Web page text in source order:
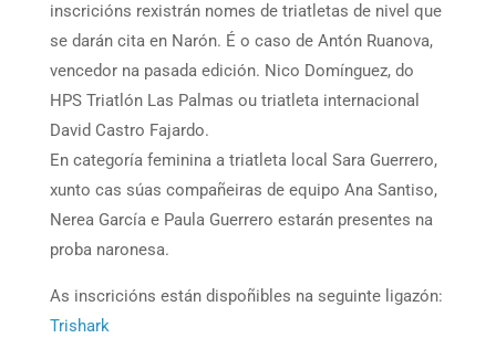
inscricións rexistrán nomes de triatletas de nivel que
se darán cita en Narón. É o caso de Antón Ruanova,
vencedor na pasada edición. Nico Domínguez, do
HPS Triatlón Las Palmas ou triatleta internacional
David Castro Fajardo.
En categoría feminina a triatleta local Sara Guerrero,
xunto cas súas compañeiras de equipo Ana Santiso,
Nerea García e Paula Guerrero estarán presentes na
proba naronesa.
As inscricións están dispoñibles na seguinte ligazón:
Trishark